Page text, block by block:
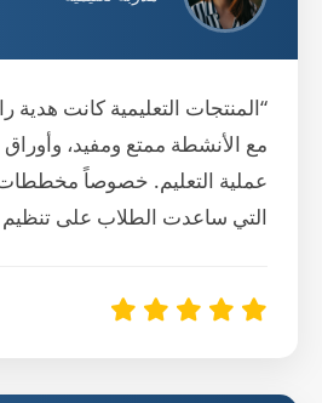
“المنتجات التعليمية كانت هدية
مع الأنشطة ممتع ومفيد،
عملية التعليم. خصوصاً مخططات
التي ساعدت الطلاب على تنظيم